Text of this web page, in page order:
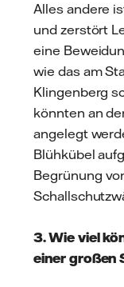
Alles andere
und zerstört
eine
wie das am
Klingenberg
könnten an
angelegt
Blühkübel
Begrünung
3. Wie viel
einer großen